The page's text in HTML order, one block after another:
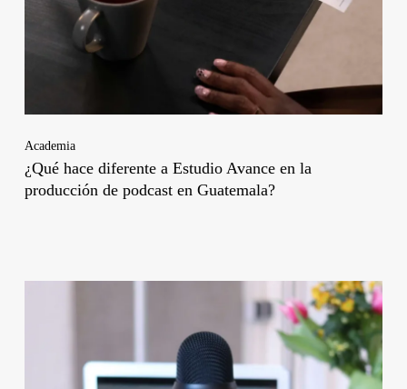
Academia
¿Qué hace diferente a Estudio Avance en la
producción de podcast en Guatemala?